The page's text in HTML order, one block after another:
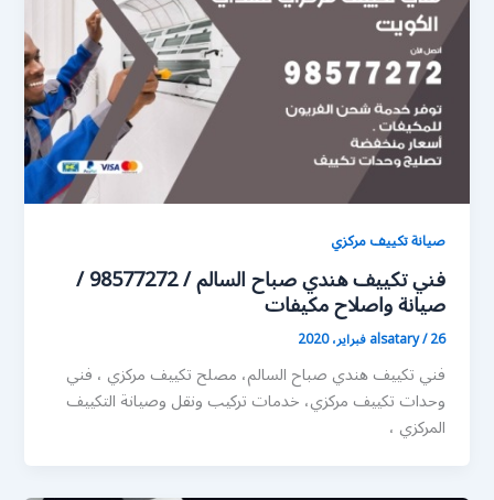
صيانة تكييف مركزي
فني تكييف هندي صباح السالم / 98577272 /
صيانة واصلاح مكيفات
alsatary/26 فبراير، 2020
فني تكييف هندي صباح السالم، مصلح تكييف مركزي ، فني
وحدات تكييف مركزي، خدمات تركيب ونقل وصيانة التكييف
المركزي ،